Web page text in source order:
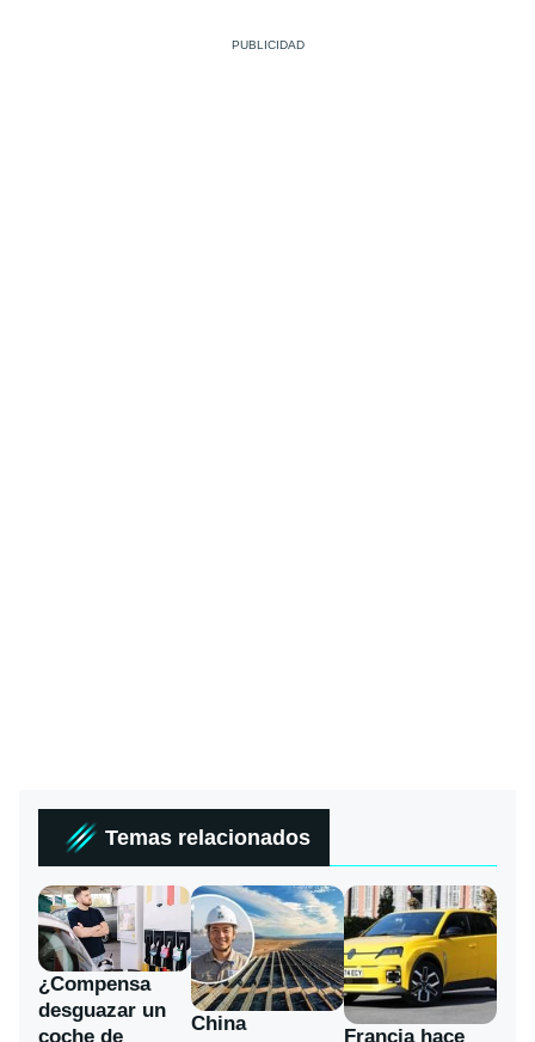
Temas relacionados
¿Compensa
desguazar un
coche de
China
Francia hace